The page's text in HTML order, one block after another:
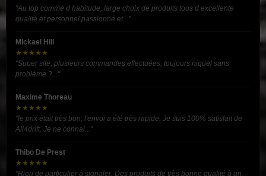
"Au top comme d habitude, large choix de produits tous d excellente
qualité et personnel passionné et..."
Mickael Hill
★★★★★
"Super site, plusieurs commandes effectuées, toujours niquel sans
problème ?..."
Maxime Thoreau
★★★★★
"le prix était très bon, l'envoi a été très rapide. Je suis 100% satisfait de
All4drift. Je ne connai..."
Thibo De Prest
★★★★★
"Rien de particulier à signaler. Des produits de très bonne qualité à un